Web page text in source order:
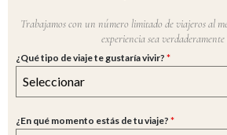
Trabajamos con un número limitado de viajeros al
experiencia sea
¿Qué tipo de viaje te gustaría vivir? *
Seleccionar
¿En qué momento estás de tu viaje? *